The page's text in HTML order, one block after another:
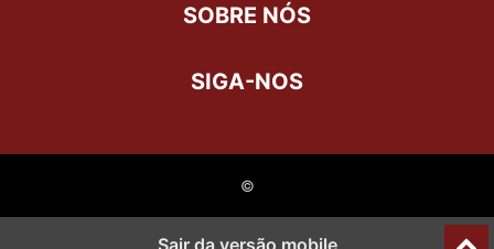
SOBRE NÓS
SIGA-NOS
©
Sair da versão mobile